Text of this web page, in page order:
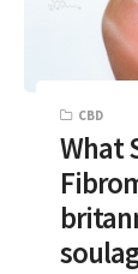
CBD
What